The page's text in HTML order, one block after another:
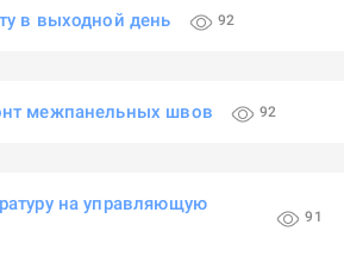
в выходной день 92
межпанельных швов 92
на управляющую
91